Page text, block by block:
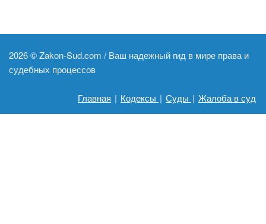
2026 ©Zakon-Sud.com / Ваш надежный гид в мире права и
судебных процессов
Главная | Кодексы | Суды | Жалоба в суд